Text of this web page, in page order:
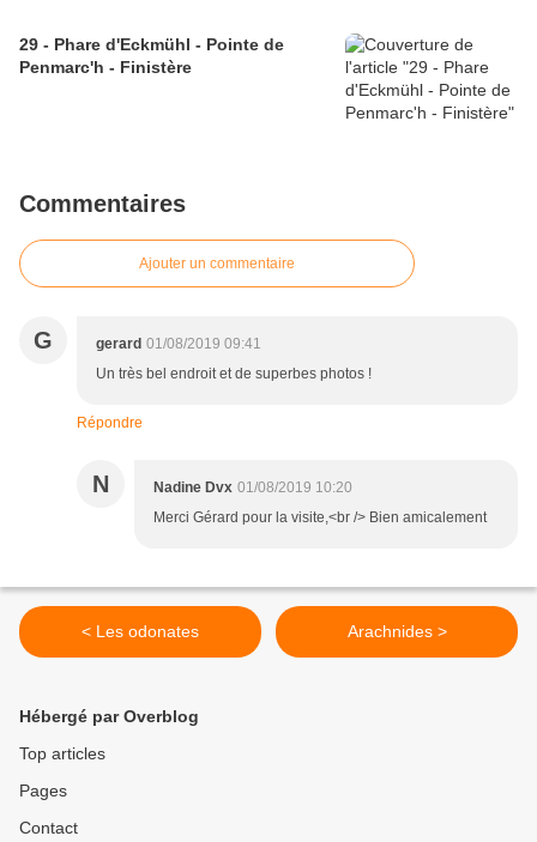
29 - Phare d'Eckmühl - Pointe de
Penmarc'h - Finistère
Commentaires
Ajouter un commentaire
G gerard 01/08/2019 09:41
Un très bel endroit et de superbes photos !
Répondre
N Nadine Dvx 01/08/2019 10:20
Merci Gérard pour la visite,<br /> Bien amicalement
< Les odonates Arachnides >
Hébergé par Overblog
Top articles
Pages
Contact